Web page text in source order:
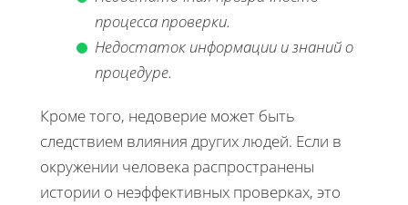
процесса проверки.
Недостаток информации и знаний о
процедуре.
Кроме того, недоверие может быть
следствием влияния других людей. Если в
окружении человека распространены
истории о неэффективных проверках, это